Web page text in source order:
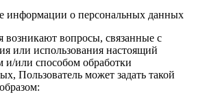
информации о персональных данных
возникают вопросы, связанные с
или использования настоящий
или способом обработки
Пользователь может задать такой